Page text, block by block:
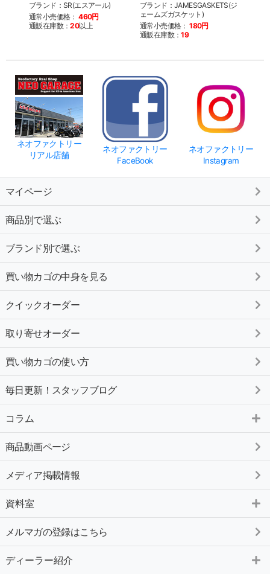
ブランド：SR(エスアール)
通常小売価格： 460円
通販在庫数：20以上
ブランド：JAMESGASKETS(ジ
ェームズガスケット)
通常小売価格： 180円
通販在庫数：19
ネオファクトリー
リアル店舗
ネオファクトリー
FaceBook
ネオファクトリー
Instagram
マイページ
商品別で選ぶ
ブランド別で選ぶ
買い物カゴの中身を見る
クイックオーダー
取り寄せオーダー
買い物カゴの使い方
毎日更新！スタッフブログ
コラム
商品動画ページ
メディア掲載情報
資料室
メルマガの登録はこちら
ディーラー紹介